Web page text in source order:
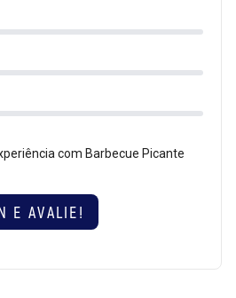
com Barbecue Picante
E AVALIE!